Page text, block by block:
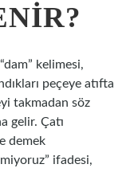
kelimesi,
peçeye atıfta
takmadan söz
gelir. Çatı
demek
ifadesi,